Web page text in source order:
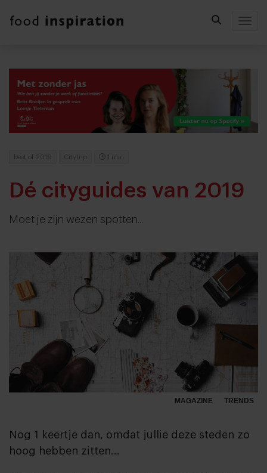
best of 2019 Citytrip 1 min
Dé cityguides van 2019
Moet je zijn wezen spotten...
MAGAZINE TRENDS
Nog 1 keertje dan, omdat jullie deze steden zo
hoog hebben zitten...